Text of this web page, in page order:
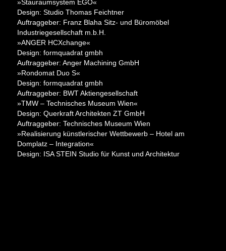
»Stauraumsystem EGO«
Design: Studio Thomas Feichtner
Auftraggeber: Franz Blaha Sitz- und Büromöbel
Industriegesellschaft m.b.H.
»ANGER HCXchange«
Design: formquadrat gmbh
Auftraggeber: Anger Machining GmbH
»Rondomat Duo S«
Design: formquadrat gmbh
Auftraggeber: BWT Aktiengesellschaft
»TMW – Technisches Museum Wien«
Design: Querkraft Architekten ZT GmbH
Auftraggeber: Technisches Museum Wien
»Realisierung künstlerischer Wettbewerb – Hotel am
Domplatz – Integration«
Design: ISA STEIN Studio für Kunst und Architektur